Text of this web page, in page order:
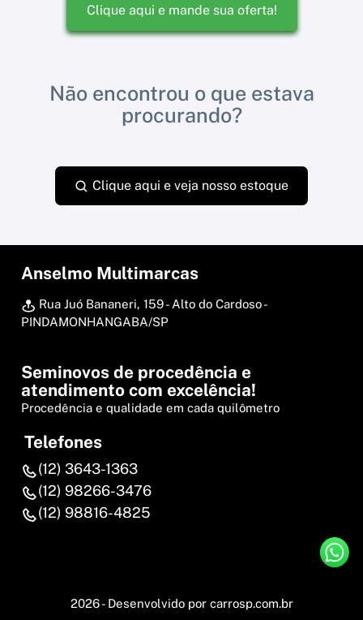
Clique aqui e mande sua oferta!
Não encontrou o que estava
procurando?
Clique aqui e veja nosso estoque
Anselmo Multimarcas
Rua Juó Bananeri, 159 - Alto do Cardoso -
PINDAMONHANGABA/SP
Seminovos de procedência e
atendimento com excelência!
Procedência e qualidade em cada quilômetro
Telefones
(12) 3643-1363
(12) 98266-3476
(12) 98816-4825
2026 - Desenvolvido por carrosp.com.br